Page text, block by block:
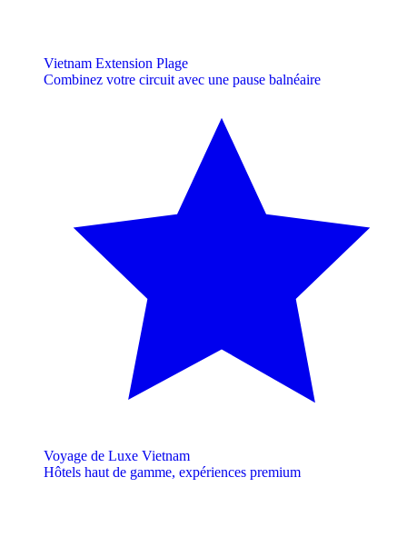
Vietnam Extension Plage
Combinez votre circuit avec une pause balnéaire
Voyage de Luxe Vietnam
Hôtels haut de gamme, expériences premium